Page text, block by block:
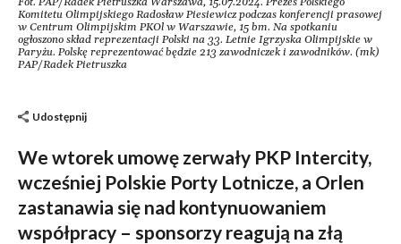
Komitetu Olimpijskiego Radosław Piesiewicz podczas konferencji prasowej
w Centrum Olimpijskim PKOl w Warszawie, 15 bm. Na spotkaniu
ogłoszono skład reprezentacji Polski na 33. Letnie Igrzyska Olimpijskie w
Paryżu. Polskę reprezentować będzie 213 zawodniczek i zawodników. (mk)
PAP/Radek Pietruszka
Udostępnij
We wtorek umowę zerwały PKP Intercity,
wcześniej Polskie Porty Lotnicze, a Orlen
zastanawia się nad kontynuowaniem
współpracy – sponsorzy reagują na złą